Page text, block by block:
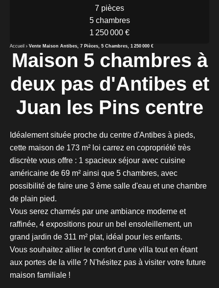
7 pièces
5 chambres
1 250 000 €
Accueil Vente Maison Antibes, 7 Pièces, 5 Chambres, 1 250 000 €
Maison 5 chambres à
deux pas d'Antibes et
Juan les Pins centre
Idéalement située proche du centre d'Antibes à pieds,
cette maison de 173 m² loi carrez en copropriété très
discrète vous offre : 1 spacieux séjour avec cuisine
américaine de 69 m² ainsi que 5 chambres, avec
possibilité de faire une 3 ème salle d'eau et une chambre
de plain pied.
Vous serez charmés par une ambiance moderne et
raffinée, 4 expositions pour un bel ensoleillement, un
grand jardin de 311 m² plat, idéal pour les enfants.
Vous souhaitez allier le confort d'une villa tout en étant
aux portes de la ville ? N'hésitez pas à visiter votre future
maison familiale !